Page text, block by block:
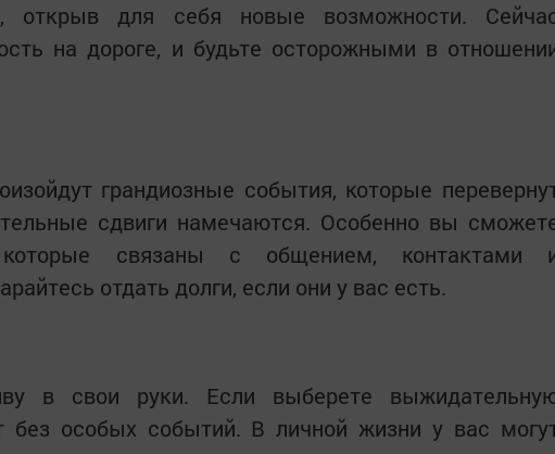
открыв для себя новые возможности.
на дороге, и будьте осторожными в
грандиозные события, которые
сдвиги намечаются. Особенно вы
связаны с общением, контактами
отдать долги, если они у вас есть.
в свои руки. Если выберете
без особых событий. В личной жизни у вас